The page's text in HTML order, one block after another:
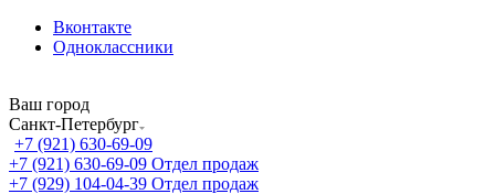
Вконтакте
Одноклассники
Ваш город
Санкт-Петербург
+7 (921) 630-69-09
+7 (921) 630-69-09 Отдел продаж
+7 (929) 104-04-39 Отдел продаж